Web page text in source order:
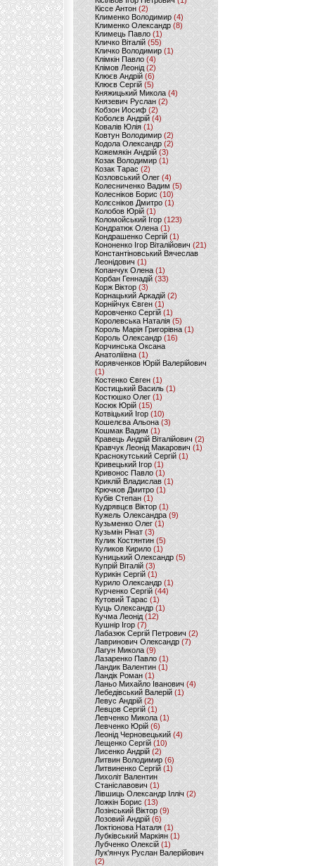
Кіссе Антон (2)
Клименко Володимир(4)
Клименко Олександр (8)
Климець Павло (1)
Кличко Віталій(55)
Кличко Володимир (1)
Клімкін Павло (4)
Клімов Леонід(2)
Клюєв Андрій(6)
Клюєв Сергій (5)
Княжицький Микола(4)
Князевич Руслан (2)
Кобзон Иосиф(2)
Коболєв Андрій (4)
Ковалів Юлія(1)
Ковтун Володимир (2)
Кодола Олександр (2)
Кожемякін Андрій (3)
Козак Володимир (1)
Козак Тарас (2)
Козловський Олег(4)
Колесниченко Вадим (5)
Колесніков Борис (10)
Колєсніков Дмитро (1)
Колобов Юрій (1)
Коломойський Ігор (123)
Кондратюк Олена(1)
Кондрашенко Сергій (1)
Кононенко Ігор Віталійович (21)
Константіновський Вячеслав
Леонідович (1)
Копанчук Олена (1)
Корбан Геннадій (33)
Корж Віктор (3)
Корнацький Аркадій (2)
Корнійчук Євген (1)
Коровченко Сергій (1)
Королевська Наталія(5)
Король Марія Григорівна (1)
Король Олександр (16)
Корчинська Оксана
Анатоліївна (1)
Корявченков Юрій Валерійович
(1)
Костенко Євген (1)
Костицький Василь (1)
Костюшко Олег (1)
Косюк Юрій (15)
Котвіцький Ігор (10)
Кошелєва Альона(3)
Кошмак Вадим (1)
Кравець Андрій Віталійович (2)
Кравчук Леонід Макарович (1)
Краснокутський Сергій (1)
Кривецький Ігор (1)
Кривонос Павло (1)
Криклій Владислав (1)
Крючков Дмитро(1)
Кубів Степан(1)
Кудрявцєв Віктор (1)
Кужель Олександра (9)
Кузьменко Олег (1)
Кузьмін Рінат(3)
Кулик Костянтин(5)
Куликов Кирило (1)
Куницький Олександр (5)
Купрій Віталій (3)
Курикін Сергій(1)
Курило Олександр (1)
Курченко Сергій (44)
Кутовий Тарас (1)
Куць Олександр (1)
Кучма Леонід (12)
Кушнір Ігор(7)
Лабазюк Сергій Петрович (2)
Лавринович Олександр(7)
Лагун Микола(9)
Лазаренко Павло (1)
Ландик Валентин (1)
Ландік Роман (1)
Ланьо Михайло Іванович(4)
Лебедівський Валерій(1)
Левус Андрій(2)
Левцов Сергій (1)
Левченко Микола (1)
Левченко Юрій (6)
Леонід Черновецький (4)
Лещенко Сергій (10)
Лисенко Андрій (2)
Литвин Володимир (6)
Литвиненко Сергій (1)
Лихоліт Валентин
Станіславович (1)
Лівшиць Олександр Ілліч (2)
Ложкін Борис(13)
Лозінський Віктор(9)
Лозовий Андрій (6)
Локтіонова Наталя (1)
Лубківський Маркіян(1)
Лубченко Олексій (1)
Лук'янчук Руслан Валерійович
(2)